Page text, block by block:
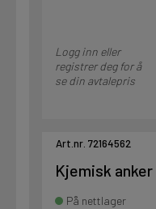
Logg inn eller
registrer deg for å
se din avtalepris
Art.nr. 72164562
Kjemisk
På nettlager